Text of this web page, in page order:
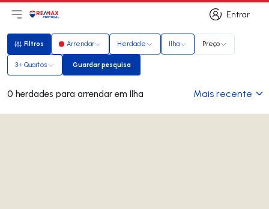
Entrar
Entrar
Abri menu principal
LogoIr para página inicial
Filtros
Filtros Arrendar Herdade Ilha Preço
3+ Quartos Guardar pesquisa
Guardar pesquisa
0 herdades para arrendar em Ilha Mais recente